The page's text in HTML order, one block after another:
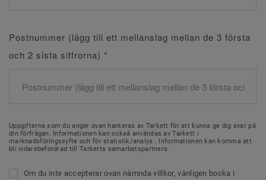
Postnummer (lägg till ett mellanslag mellan de 3 första
och 2 sista siffrorna) *
Uppgifterna som du anger ovan hanteras av Tarkett för att kunna ge dig svar på
din förfrågan. Informationen kan också användas av Tarkett i
marknadsföringssyfte och för statistik/analys . Informationen kan komma att
bli vidarebefordrad till Tarketts samarbetspartners.
Om du inte accepterar ovan nämnda villkor, vänligen bocka i